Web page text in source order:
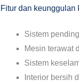
Fitur dan keunggulan
Sistem
Mesin terawat
Sistem
Interior bersih